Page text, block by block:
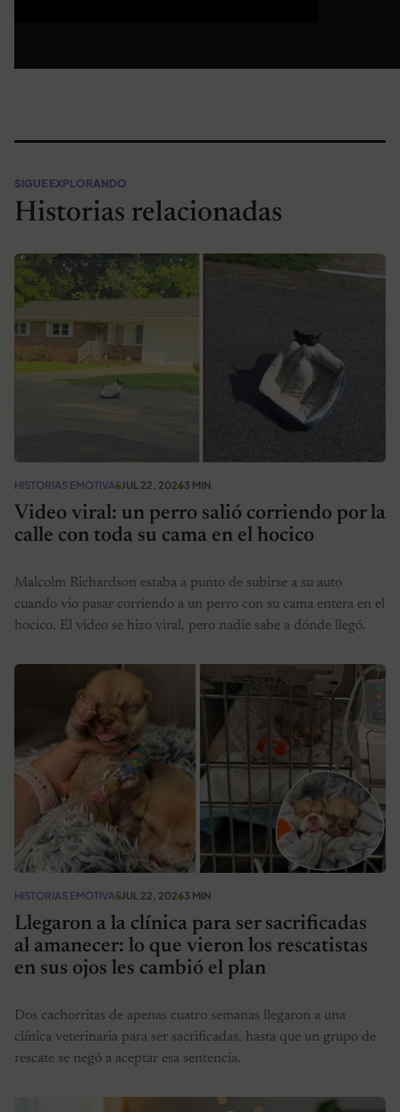
SIGUE EXPLORANDO
Historias relacionadas
HISTORIAS EMOTIVASJUL 22, 20263 MIN
Video viral: un perro salió corriendo por la
calle con toda su cama en el hocico
Malcolm Richardson estaba a punto de subirse a su auto
cuando vio pasar corriendo a un perro con su cama entera en el
hocico. El video se hizo viral, pero nadie sabe a dónde llegó.
HISTORIAS EMOTIVASJUL 22, 20263 MIN
Llegaron a la clínica para ser sacrificadas
al amanecer: lo que vieron los rescatistas
en sus ojos les cambió el plan
Dos cachorritas de apenas cuatro semanas llegaron a una
clínica veterinaria para ser sacrificadas, hasta que un grupo de
rescate se negó a aceptar esa sentencia.